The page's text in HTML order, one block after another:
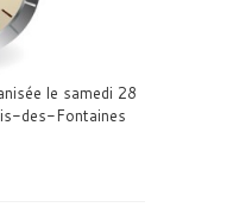
le samedi 28
des-Fontaines